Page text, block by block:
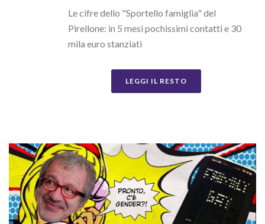
Le cifre dello "Sportello famiglia" del
Pirellone: in 5 mesi pochissimi contatti e 30
mila euro stanziati
LEGGI IL RESTO